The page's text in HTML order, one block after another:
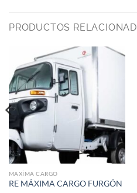
PRODUCTOS
MAXÍMA CARGO
RE MÁXIMA CARGO FURGÓN